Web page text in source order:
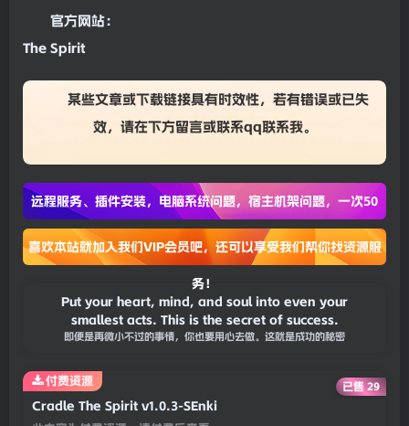
官方网站：
The Spirit
某些文章或下载链接具有时效性，若有错误或已失
效，请在下方留言或联系qq联系我。
远程服务、插件安装，电脑系统问题，宿主机架问题，一次50
喜欢本站就加入我们VIP会员吧，还可以享受我们帮你找资源服
务！
Put your heart, mind, and soul into even your
smallest acts. This is the secret of success.
即便是再微小不过的事情，你也要用心去做。这就是成功的秘密
Cradle The Spirit v1.0.3-SEnki
付费资源 已售 29